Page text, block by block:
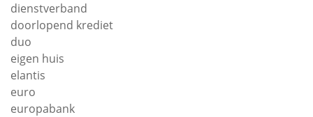
dienstverband
doorlopend krediet
duo
eigen huis
elantis
euro
europabank